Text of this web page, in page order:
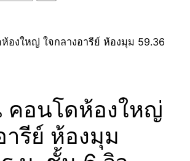
คอนโดห้องใหญ่
ารีย์ ห้องมุม